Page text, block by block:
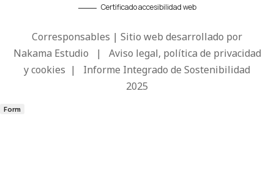
Certificado accesibilidad web
Corresponsables | Sitio web desarrollado por
Nakama Estudio | Aviso legal, política de privacidad
y cookies | Informe Integrado de Sostenibilidad
2025
Form